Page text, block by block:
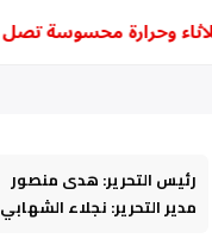
محسوسة تصل إلى 43 درجة
رئيس التحرير: هدى منصور
مدير التحرير: نجلاء الشهابي